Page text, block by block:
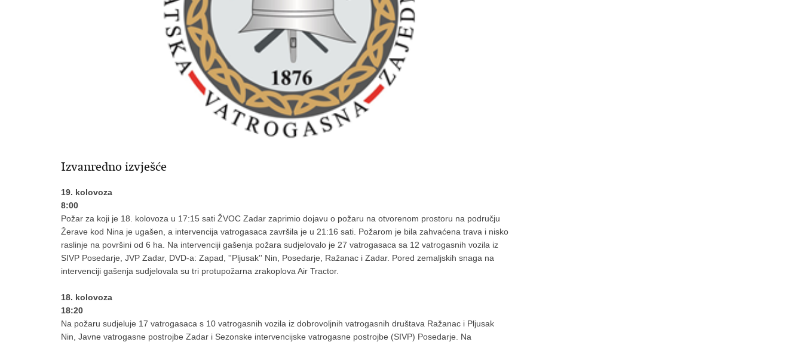
Izvanredno izvješće
19. kolovoza
8:00
Požar za koji je 18. kolovoza u 17:15 sati ŽVOC Zadar zaprimio dojavu o požaru na otvorenom prostoru na području
Žerave kod Nina je ugašen, a intervencija vatrogasaca završila je u 21:16 sati. Požarom je bila zahvaćena trava i nisko
raslinje na površini od 6 ha. Na intervenciji gašenja požara sudjelovalo je 27 vatrogasaca sa 12 vatrogasnih vozila iz
SIVP Posedarje, JVP Zadar, DVD-a: Zapad, ''Pljusak'' Nin, Posedarje, Ražanac i Zadar. Pored zemaljskih snaga na
intervenciji gašenja sudjelovala su tri protupožarna zrakoplova Air Tractor.
18. kolovoza
18:20
Na požaru sudjeluje 17 vatrogasaca s 10 vatrogasnih vozila iz dobrovoljnih vatrogasnih društava Ražanac i Pljusak
Nin, Javne vatrogasne postrojbe Zadar i Sezonske intervencijske vatrogasne postrojbe (SIVP) Posedarje. Na